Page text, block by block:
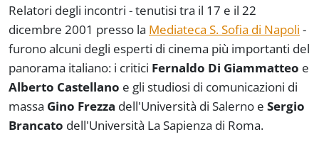
Relatori degli incontri - tenutisi tra il 17 e il 22
dicembre 2001 presso la Mediateca S. Sofia di Napoli -
furono alcuni degli esperti di cinema più importanti del
panorama italiano: i critici Fernaldo Di Giammatteo e
Alberto Castellano e gli studiosi di comunicazioni di
massa Gino Frezza dell'Università di Salerno e Sergio
Brancato dell'Università La Sapienza di Roma.